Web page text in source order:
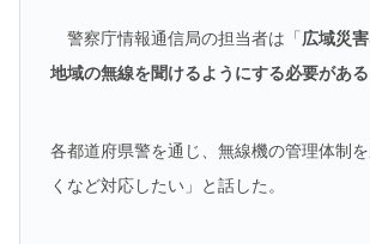
警察庁情報通信局の担当者は「 広域災
地域の無線を聞けるようにする必要がある
各都道府県警を通じ、無線機の管理体制
くなど対応したい」と話した。